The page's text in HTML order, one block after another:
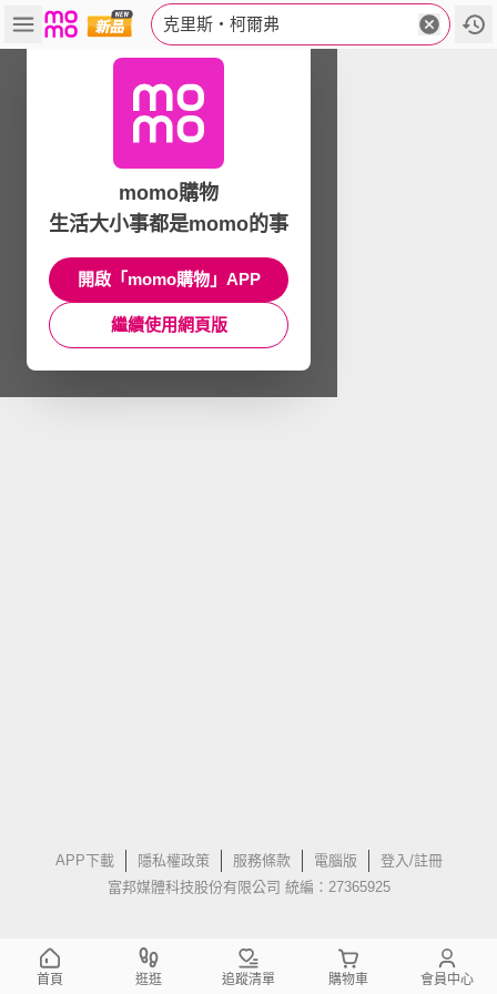
克里斯‧柯爾弗
APP下載 隱私權政策 服務條款 電腦版
登入/註冊
富邦媒體科技股份有限公司 統編：27365925
momo購物
生活大小事都是momo的事
開啟「momo購物」APP
繼續使用網頁版
首頁 逛逛 追蹤清單 購物車 會員中心